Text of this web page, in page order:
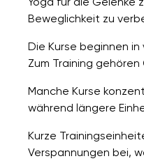
Beweglichkeit zu
Die Kurse beginnen
Zum Training gehören
Manche Kurse
während längere
Kurze
Verspannungen bei,